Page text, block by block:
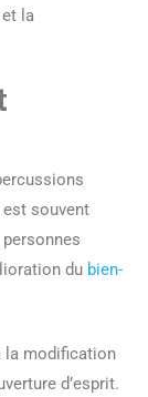
la
est souvent
du bien-
la modification
d’esprit.